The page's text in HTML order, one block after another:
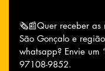
🗞📰Quer receber as
São Gonçalo e
whatsapp? Envie um
97108-9852.